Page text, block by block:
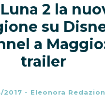
2 la
su
a
trailer
2017 - Eleonora